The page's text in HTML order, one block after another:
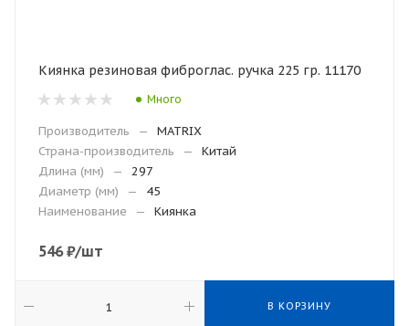
Киянка резиновая фиброглас. ручка 225 гр. 11170
Много
Производитель —
MATRIX
Страна-производитель
—
Китай
Длина (мм)
—
297
Диаметр (мм)
—
45
Наименование
— Киянка
546₽/шт
В КОРЗИНУ